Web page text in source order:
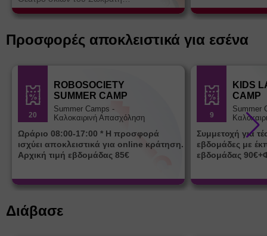
Κοτσορέ
Προσφορές αποκλειστικά για εσένα
20
ROBOSOCIETY
SUMMER CAMP
Summer Camps -
Καλοκαιρινή Απασχόληση
Ωράριο 08:00-17:00 * Η προσφορά
ισχύει αποκλειστικά για online κράτηση.
Αρχική τιμή εβδομάδας 85€
9
KIDS
CAMP
Summer
Συμμετοχή για
εβδομάδες με
εβδομάδας
Διάβασε